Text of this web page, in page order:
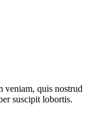
quis nostrud
suscipit lobortis.